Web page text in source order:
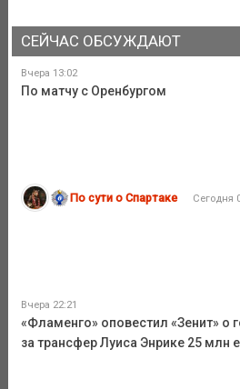
СЕЙЧАС ОБСУЖДАЮТ
Вчера 13:02
По матчу с Оренбургом
По сути о Спартаке Сегодня
Вчера 22:21
«Фламенго» оповестил «Зенит» о
за трансфер Луиса Энрике 25 млн